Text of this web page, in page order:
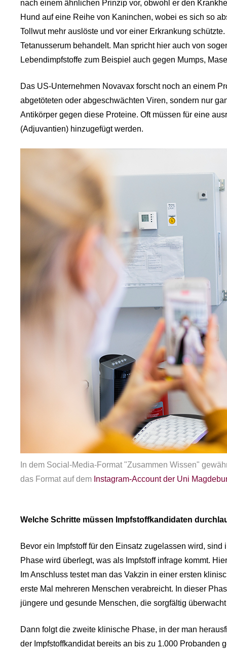
nach einem ähnlichen Prinzip vor, obwohl er den
Hund auf eine Reihe von Kaninchen, wobei es sich so
Tollwut mehr auslöste und vor einer Erkrankung
Tetanusserum behandelt. Man spricht hier auch von
Lebendimpfstoffe zum Beispiel auch gegen Mumps,
Das US-Unternehmen Novavax forscht noch an einem
abgetöteten oder abgeschwächten Viren, sondern nur
Antikörper gegen diese Proteine. Oft müssen für eine
(Adjuvantien) hinzugefügt werden.
In dem Social-Media-Format "Zusammen Wissen"
das Format auf dem Instagram-Account der Uni
Welche Schritte müssen Impfstoffkandidaten
Bevor ein Impfstoff für den Einsatz zugelassen wird,
Phase wird überlegt, was als Impfstoff infrage kommt.
Im Anschluss testet man das Vakzin in einer ersten
erste Mal mehreren Menschen verabreicht. In dieser
jüngere und gesunde Menschen, die sorgfältig
Dann folgt die zweite klinische Phase, in der man
der Impfstoffkandidat bereits an bis zu 1.000 Probanden